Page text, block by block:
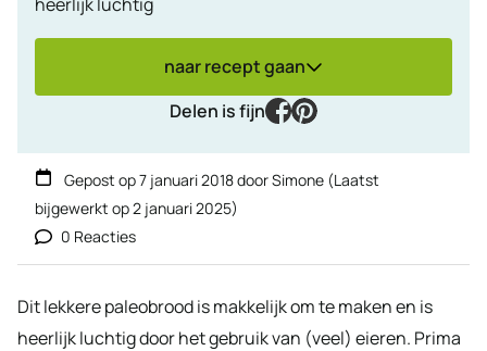
naar recept gaan
Delen is fijn
facebook
pinterest
Gepost op7 januari 2018doorSimone (Laatst
bijgewerkt op2 januari 2025)
0 Reacties
Dit lekkere paleobrood is makkelijk om te maken en is
heerlijk luchtig door het gebruik van (veel) eieren. Prima